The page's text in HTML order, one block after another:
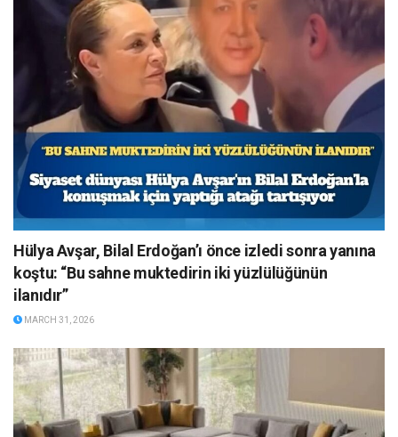
Hülya Avşar, Bilal Erdoğan’ı önce izledi sonra yanına
koştu: “Bu sahne muktedirin iki yüzlülüğünün
ilanıdır”
MARCH 31, 2026